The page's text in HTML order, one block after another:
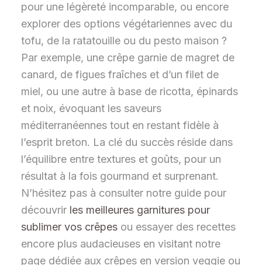
pour une légèreté incomparable, ou encore
explorer des options végétariennes avec du
tofu, de la ratatouille ou du pesto maison ?
Par exemple, une crêpe garnie de magret de
canard, de figues fraîches et d’un filet de
miel, ou une autre à base de ricotta, épinards
et noix, évoquant les saveurs
méditerranéennes tout en restant fidèle à
l’esprit breton. La clé du succès réside dans
l’équilibre entre textures et goûts, pour un
résultat à la fois gourmand et surprenant.
N’hésitez pas à consulter notre guide pour
découvrir les meilleures garnitures pour
sublimer vos crêpesou essayer des recettes
encore plus audacieuses en visitant notre
page dédiée aux crêpes en version veggie ou